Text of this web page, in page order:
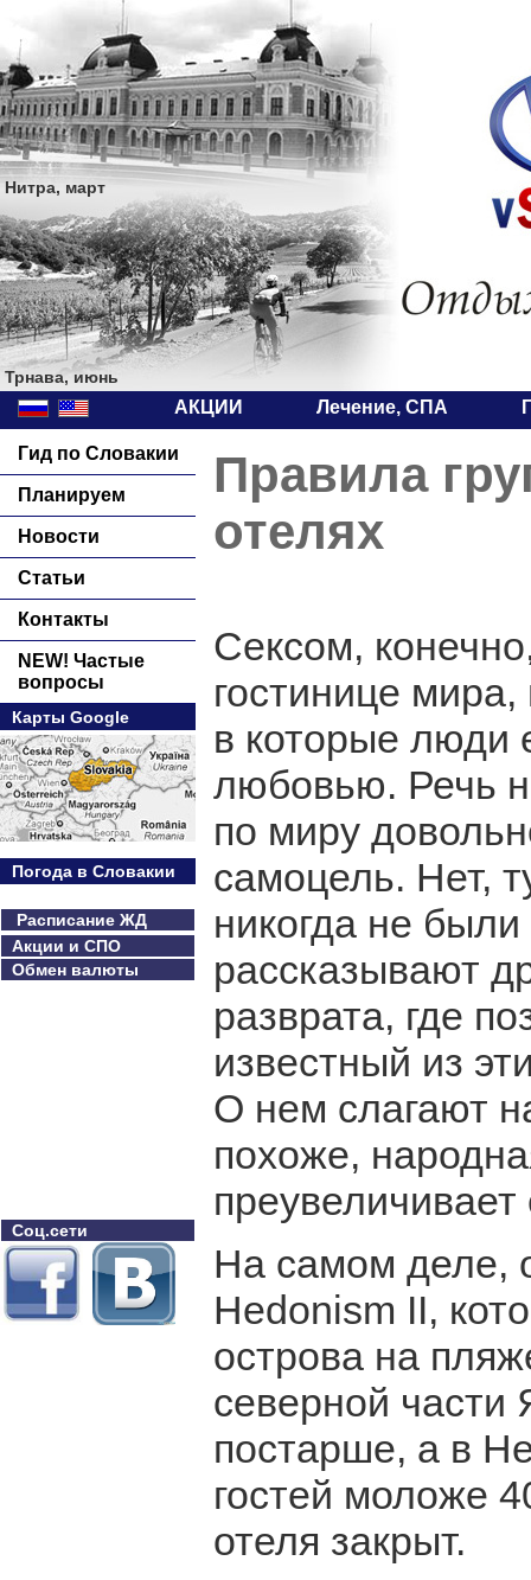
Нитра, март
Трнава, июнь
АКЦИИ Лечение, СПА
Гид по Словакии
Планируем
Новости
Статьи
Контакты
NEW! Частые
вопросы
Карты Google
Погода в Словакии
Расписание ЖД
Акции и СПО
Обмен валюты
Соц.сети
Правила
отелях
Сексом,
гостинице
в которые люди
любовью. Речь
по миру
самоцель. Нет,
никогда не
рассказывают
разврата, где
известный из
О нем слагают
похоже,
На самом деле,
Hedonism II,
острова на
северной части
постарше, а в
гостей моложе
отеля закрыт.